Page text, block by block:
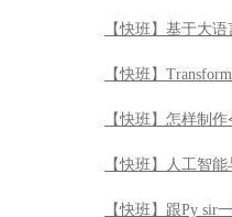
【快班】从零入门
【快班】并行化
【快班】Python
【快班】量化投